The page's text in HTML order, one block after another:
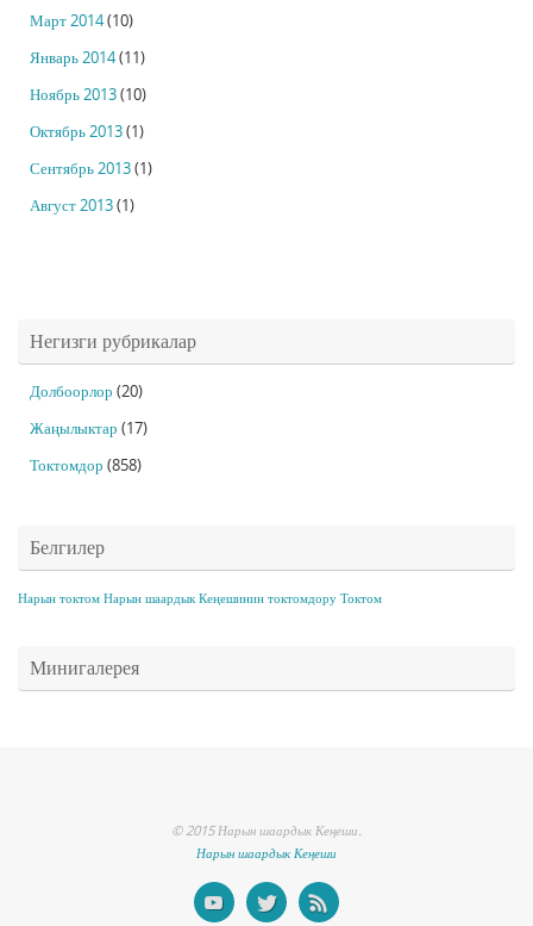
Март 2014(10)
Январь 2014(11)
Ноябрь 2013(10)
Октябрь 2013(1)
Сентябрь 2013(1)
Август 2013(1)
Негизги рубрикалар
Долбоорлор (20)
Жаңылыктар (17)
Токтомдор (858)
Белгилер
Нарын токтом Нарын шаардык Кеңешинин токтомдору Токтом
Минигалерея
© 2015 Нарын шаардык Кеңеши.
Нарын шаардык Кеңеши